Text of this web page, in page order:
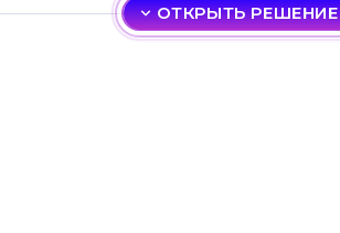
ОТКРЫТЬ РЕШЕНИЕ